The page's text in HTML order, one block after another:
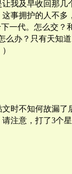
让我及早收回那
事拥护的人不
一代。怎么交？
么办？只有天知
时不知何故漏
请注意，打了3个